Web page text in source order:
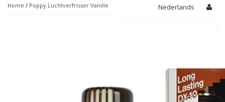
Home / Poppy Luchtverfrisser Vanille Nederlands